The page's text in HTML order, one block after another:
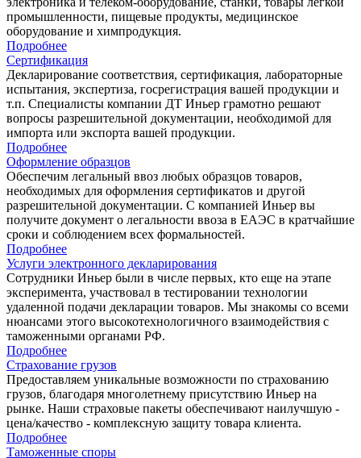
промышленности, пищевые продукты, медицинское
оборудование и химпродукция.
Подробнее
Сертификация
Декларирование соответствия, сертификация, лабораторные
испытания, экспертиза, госрегистрация вашей продукции и
т.п. Специалисты компании ДТ Иньер грамотно решают
вопросы разрешительной документации, необходимой для
импорта или экспорта вашей продукции.
Подробнее
Оформление образцов
Обеспечим легальный ввоз любых образцов товаров,
необходимых для оформления сертификатов и другой
разрешительной документации. С компанией Иньер вы
получите документ о легальности ввоза в ЕАЭС в кратчайшие
сроки и соблюдением всех формальностей.
Подробнее
Услуги электронного декларирования
Сотрудники Иньер были в числе первых, кто еще на этапе
эксперимента, участвовал в тестировании технологии
удаленной подачи декларации товаров. Мы знакомы со всеми
нюансами этого высокотехнологичного взаимодействия с
таможенными органами РФ.
Подробнее
Страхование грузов
Предоставляем уникальные возможности по страхованию
грузов, благодаря многолетнему присутствию Иньер на
рынке. Наши страховые пакеты обеспечивают наилучшую -
цена/качество - комплексную защиту товара клиента.
Подробнее
Таможенные споры